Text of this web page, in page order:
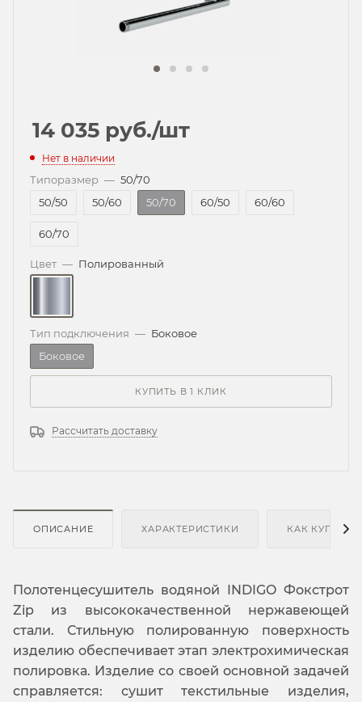
14 035 руб./шт
Нет в наличии
Типоразмер — 50/70
50/50
50/60 50/70 60/50 60/60
60/70
Цвет — Полированный
Тип подключения — Боковое
Боковое
КУПИТЬ В 1 КЛИК
Рассчитать доставку
ОПИСАНИЕ ХАРАКТЕРИСТИКИ КАК КУПИТЬ
Полотенцесушитель водяной INDIGO Фокстрот
Zip из высококачественной нержавеющей
стали. Стильную полированную поверхность
изделию обеспечивает этап электрохимическая
полировка. Изделие со своей основной задачей
справляется: сушит текстильные изделия,